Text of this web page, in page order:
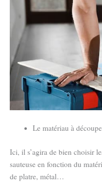
Le matériau à
Ici, il s’agira de bien choisir
sauteuse en fonction du
de platre, métal…